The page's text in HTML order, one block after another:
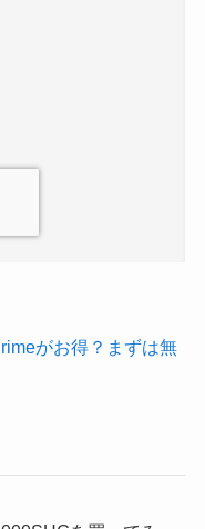
がお得？まずは無